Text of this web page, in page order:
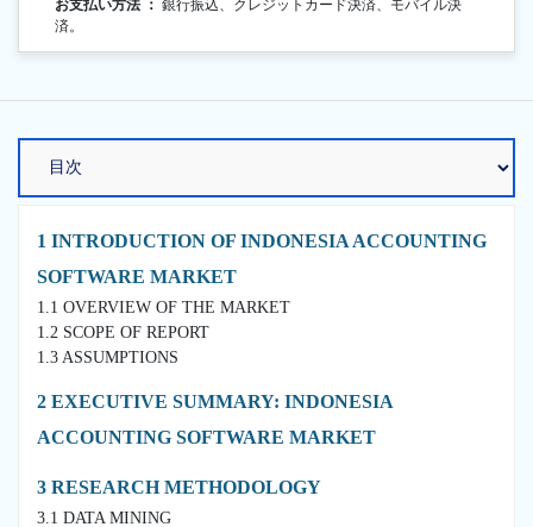
お支払い方法 ： 銀行振込、クレジットカード決済、モバイル決
済。
1 INTRODUCTION OF INDONESIA ACCOUNTING
SOFTWARE MARKET
1.1 OVERVIEW OF THE MARKET
1.2 SCOPE OF REPORT
1.3 ASSUMPTIONS
2 EXECUTIVE SUMMARY: INDONESIA
ACCOUNTING SOFTWARE MARKET
3 RESEARCH METHODOLOGY
3.1 DATA MINING